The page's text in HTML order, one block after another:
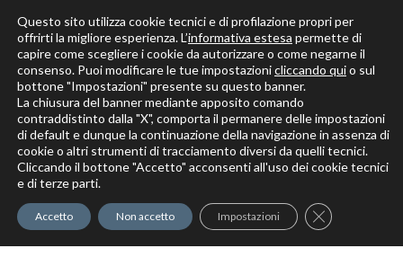
Solo per veri decoratori
Elite Pro
Questo sito utilizza cookie tecnici e di profilazione propri per
offrirti la migliore esperienza. L’informativa estesa permette di
capire come scegliere i cookie da autorizzare o come negarne il
consenso. Puoi modificare le tue impostazionicliccando quio sul
bottone "Impostazioni" presente su questo banner.
La chiusura del banner mediante apposito comando
contraddistinto dalla "X", comporta il permanere delle impostazioni
di default e dunque la continuazione della navigazione in assenza di
cookie o altri strumenti di tracciamento diversi da quelli tecnici.
Cliccando il bottone "Accetto" acconsenti all'uso dei cookie tecnici
e di terze parti.
Accetto Non accetto Impostazioni Close GDPR